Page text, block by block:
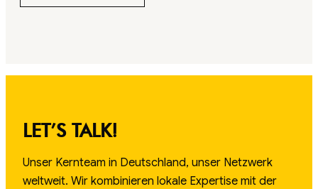
LET’S TALK!
Unser Kernteam in Deutschland, unser Netzwerk
weltweit. Wir kombinieren lokale Expertise mit der